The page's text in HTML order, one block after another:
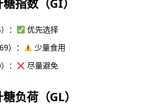
：
优先选择
）：
少量食用
：
尽量避免
负荷（GL）